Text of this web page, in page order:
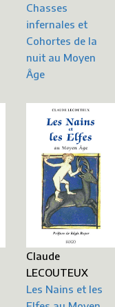
Chasses
infernales et
Cohortes de la
nuit au Moyen
Âge
Claude
LECOUTEUX
Les Nains et les